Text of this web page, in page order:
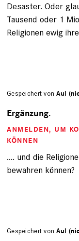
Desaster. Oder
Tausend oder 1
Religionen ewig
Gespeichert vonAul
Ergänzung.
ANMELDEN, UM
KÖNNEN
.... und die
bewahren können?
Gespeichert vonAul